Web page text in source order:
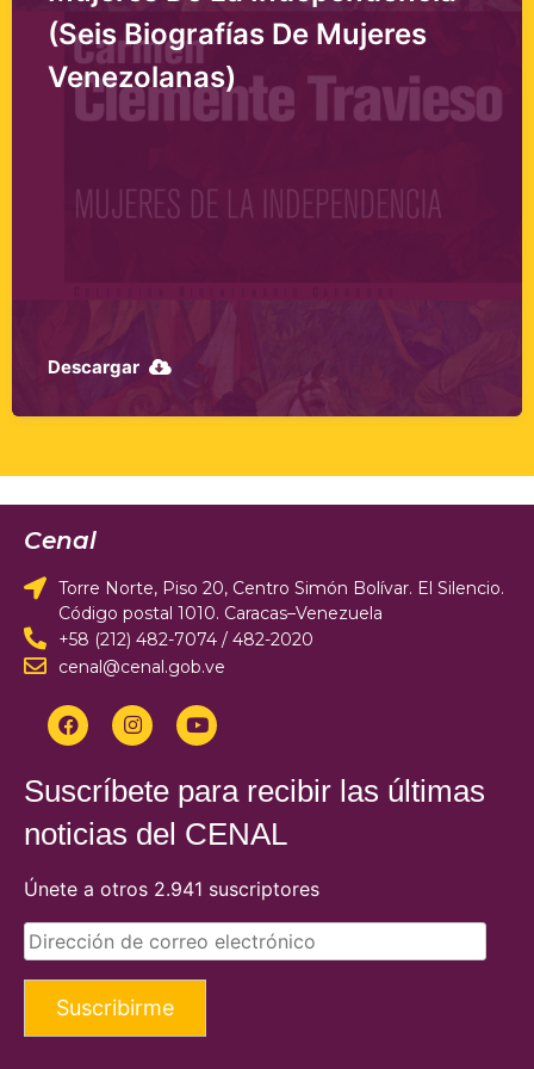
(seis Biografías De Mujeres
Venezolanas)
Descargar
Cenal
Torre Norte, Piso 20, Centro Simón Bolívar. El Silencio.
Código postal 1010. Caracas–Venezuela
+58 (212) 482-7074 / 482-2020
cenal@cenal.gob.ve
Suscríbete para recibir las últimas
noticias del CENAL
Únete a otros 2.941 suscriptores
Suscribirme